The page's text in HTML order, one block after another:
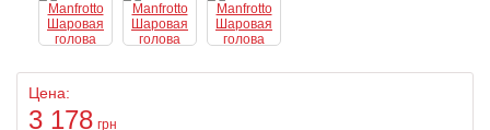
Цена:
3 178 грн